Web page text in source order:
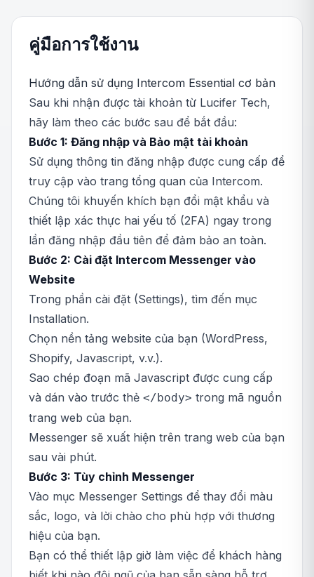
คู่มือการใช้งาน
Hướng dẫn sử dụng Intercom Essential cơ bản
Sau khi nhận được tài khoản từ Lucifer Tech,
hãy làm theo các bước sau để bắt đầu:
Bước 1: Đăng nhập và Bảo mật tài khoản
Sử dụng thông tin đăng nhập được cung cấp để
truy cập vào trang tổng quan của Intercom.
Chúng tôi khuyến khích bạn đổi mật khẩu và
thiết lập xác thực hai yếu tố (2FA) ngay trong
lần đăng nhập đầu tiên để đảm bảo an toàn.
Bước 2: Cài đặt Intercom Messenger vào
Website
Trong phần cài đặt (Settings), tìm đến mục
Installation.
Chọn nền tảng website của bạn (WordPress,
Shopify, Javascript, v.v.).
Sao chép đoạn mã Javascript được cung cấp
và dán vào trước thẻ </body> trong mã nguồn
trang web của bạn.
Messenger sẽ xuất hiện trên trang web của bạn
sau vài phút.
Bước 3: Tùy chỉnh Messenger
Vào mục Messenger Settings để thay đổi màu
sắc, logo, và lời chào cho phù hợp với thương
hiệu của bạn.
Bạn có thể thiết lập giờ làm việc để khách hàng